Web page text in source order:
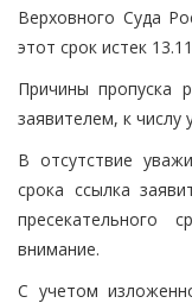
Верховного Суда
этот срок истек
Причины пропуска
заявителем, к числу
В отсутствие
срока ссылка
внимание.
С учетом